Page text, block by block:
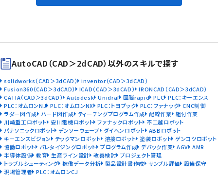
AutoCAD（CAD＞2dCAD）以外のスキルで探す
solidworks（CAD＞3dCAD） inventor（CAD＞3dCAD）
Fusion360（CAD＞3dCAD）
ICAD（CAD＞3dCAD） IRONCAD（CAD＞3dCAD）
CATIA（CAD＞3dCAD） Autodesk Unidraf 図脳rapid PLC PLC：キーエンス
PLC：オムロンNJ PLC：オムロンNX PLC：トヨプック PLC：ファナック CNC制御
ラダー図作成
ハード図作成 ティーチングプログラム作成 配線作業 組付作業
川崎重工ロボット 安川電機ロボット ファナックロボット 不二越ロボット
パナソニックロボット デンソーウェーブ ダイヘンロボット ABBロボット
キーエンスビジョン
テックマンロボット 溶接ロボット 塗装ロボット ゲンコツロボット
協働ロボット
パレタイジングロボット プログラム作成 デバック作業 AGV AMR
半導体設備 教育 生産ライン設計 改善検討 プロジェクト管理
トラブルシューティング 稼働データ分析 製品設計書作成 サンプル評価 設備保守
現場管理者 PLC：オムロンCJ